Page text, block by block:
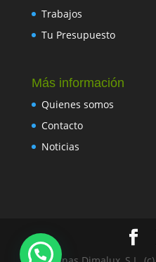
Trabajos
Tu Presupuesto
Más información
Quienes somos
Contacto
Noticias